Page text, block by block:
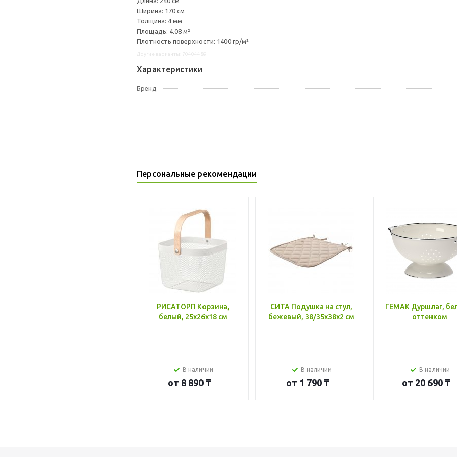
Ширина: 170 см
Толщина: 4 мм
Площадь: 4.08 м²
Плотность поверхности: 1400 гр/м²
Характеристики
Бренд
Персональные рекомендации
РИСАТОРП Корзина,
белый, 25x26x18 см
В наличии
от 8 890 ₸
СИТА Подушка на стул,
бежевый, 38/35x38x2 см
В наличии
от 1 790 ₸
ГЕМАК Дуршлаг,
оттенком
В наличии
от 20 690 ₸